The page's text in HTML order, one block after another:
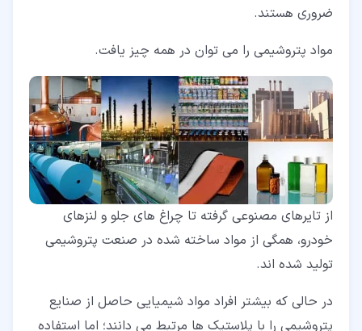
ضروری هستند.
مواد پتروشیمی را می توان در همه چیز یافت.
از تایرهای مصنوعی گرفته تا چراغ های جلو و لنزهای
خودرو، همگی از مواد ساخته شده در صنعت پتروشیمی
تولید شده اند.
در حالی که بیشتر افراد مواد شیمیایی حاصل از صنایع
پتروشیمی را با پلاستیک ها مرتبط می دانند؛ اما استفاده